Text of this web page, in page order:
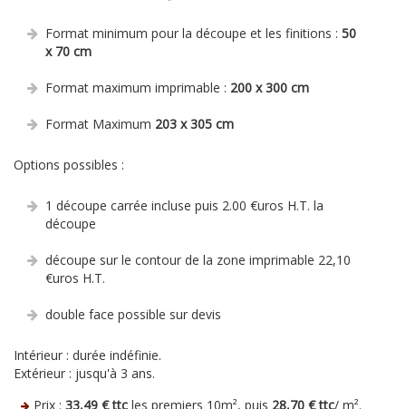
Format minimum pour la découpe et les finitions : 50
x 70 cm
Format maximum imprimable : 200 x 300 cm
Format Maximum 203 x 305 cm
Options possibles :
1 découpe carrée incluse puis 2.00 €uros H.T. la
découpe
découpe sur le contour de la zone imprimable 22,10
€uros H.T.
double face possible sur devis
Intérieur : durée indéfinie.
Extérieur : jusqu'à 3 ans.
Prix : 33,49 € ttc les premiers 10m², puis 28,70 € ttc/ m².